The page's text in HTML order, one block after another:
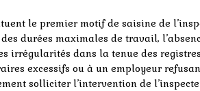
le premier motif de saisine de
durées maximales de travail,
irrégularités dans la tenue des registres
excessifs ou à un employeur
solliciter l’intervention de